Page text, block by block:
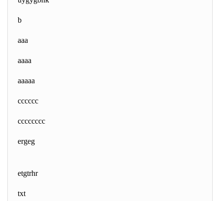
b
aaa
aaaa
aaaaa
cccccc
cccccccc
ergeg
etgtrhr
txt